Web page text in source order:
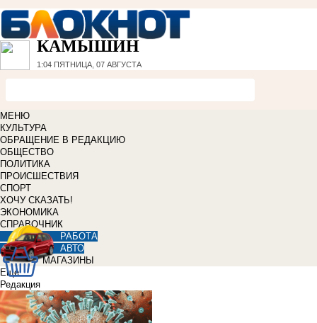
КАМЫШИН
1:04 ПЯТНИЦА, 07 АВГУСТА
МЕНЮ
КУЛЬТУРА
ОБРАЩЕНИЕ В РЕДАКЦИЮ
ОБЩЕСТВО
ПОЛИТИКА
ПРОИСШЕСТВИЯ
СПОРТ
ХОЧУ СКАЗАТЬ!
ЭКОНОМИКА
СПРАВОЧНИК
РАБОТА
АВТО
МАГАЗИНЫ
Еще
Редакция